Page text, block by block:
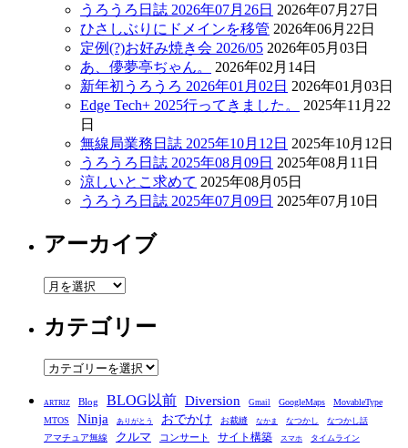
うろうろ日誌 2026年07月26日 2026年07月27日
ひさしぶりにドメインを移管 2026年06月22日
定例(?)お好み焼き会 2026/05 2026年05月03日
あ、儚夢亭ぢゃん。
2026年02月14日
新年初うろうろ 2026年01月02日 2026年01月03日
Edge Tech+ 2025行ってきました。
2025年11月22
日
無線局業務日誌 2025年10月12日 2025年10月12日
うろうろ日誌 2025年08月09日 2025年08月11日
涼しいとこ求めて 2025年08月05日
うろうろ日誌 2025年07月09日 2025年07月10日
アーカイブ
ア
カ
イ
ブ
カテゴリー
カ
ゴ
リ
ー
ARTRIZ Blog BLOG以前 Diversion Gmail GoogleMaps
MovableType
MTOS
Ninja ありがとう おでかけ お裁縫 なかま なつかし なつかし話
アマチュア無線 クルマ コンサート サイト構築 スマホ タイムライン